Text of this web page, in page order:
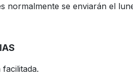
normalmente se enviarán el